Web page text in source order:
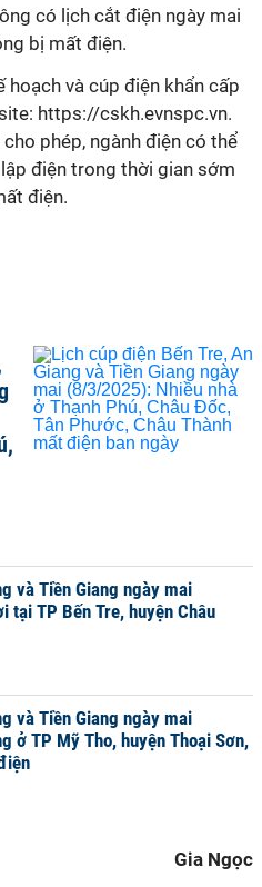
có lịch cắt điện ngày mai
bị mất điện.
và cúp điện khẩn cấp
https://cskh.evnspc.vn.
phép, ngành điện có thể
điện trong thời gian sớm
điện.
và Tiền Giang ngày mai
TP Bến Tre, huyện Châu
và Tiền Giang ngày mai
TP Mỹ Tho, huyện Thoại Sơn,
Gia Ngọc